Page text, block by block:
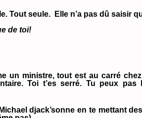
Tout seule. Elle n’a pas dû saisir
de toi!
un ministre, tout est au carré
Toi t’es serré. Tu peux
djack’sonne en te mettant